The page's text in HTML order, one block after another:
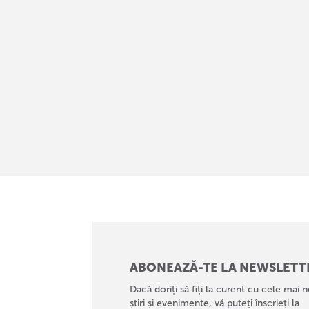
ABONEAZĂ-TE LA
Dacă doriți să fiți la curent cu cele mai
știri și evenimente, vă puteți înscrieți la